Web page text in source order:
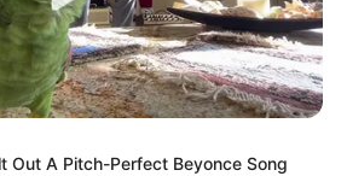
Out A Pitch-Perfect Beyonce Song